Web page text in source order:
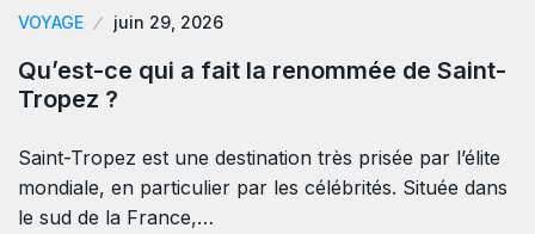
VOYAGE juin 29, 2026
Qu’est-ce qui a fait la renommée de Saint-
Tropez ?
Saint-Tropez est une destination très prisée par l’élite
mondiale, en particulier par les célébrités. Située dans
le sud de la France,…